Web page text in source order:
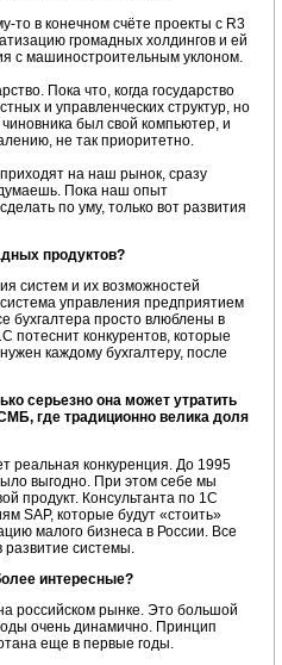
то в конечном счёте проекты с R3
громадных холдингов и ей
с машиностроительным уклоном.
Пока что, когда государство
и управленческих структур, но
был свой компьютер, и
не так приоритетно.
на наш рынок, сразу
Пока наш опыт
по уму, только вот развития
продуктов?
систем и их возможностей
управления предприятием
бухгалтера просто влюблены в
потеснит конкурентов, которые
каждому бухгалтеру, после
серьезно она может утратить
где традиционно велика доля
реальная конкуренция. До 1995
выгодно. При этом себе мы
продукт. Консультанта по 1С
SAP, которые будут «стоить»
малого бизнеса в России. Все
развитие системы.
интересные?
российском рынке. Это большой
очень динамично. Принцип
еще в первые годы.